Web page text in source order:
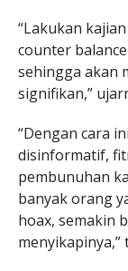
“Lakukan
counter
sehingga akan
signifikan,”
“Dengan cara
disinformatif,
pembunuhan
banyak orang
hoax, semakin
menyikapinya,”